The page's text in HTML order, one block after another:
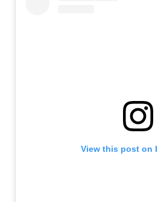
View this post on